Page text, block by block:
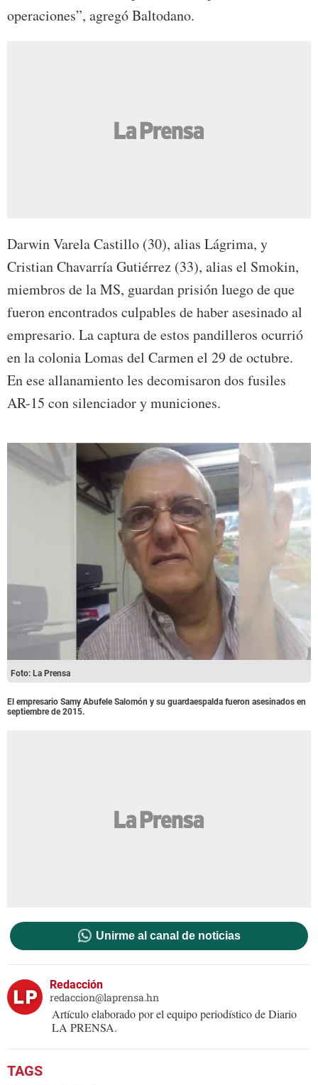
operaciones”, agregó Baltodano.
Darwin Varela Castillo (30), alias Lágrima, y
Cristian Chavarría Gutiérrez (33), alias el Smokin,
miembros de la MS, guardan prisión luego de que
fueron encontrados culpables de haber asesinado al
empresario. La captura de estos pandilleros ocurrió
en la colonia Lomas del Carmen el 29 de octubre.
En ese allanamiento les decomisaron dos fusiles
AR-15 con silenciador y municiones.
Foto: La Prensa
El empresario Samy Abufele Salomón y su guardaespalda fueron asesinados en
septiembre de 2015.
Unirme al canal de noticias
Redacción
redaccion@laprensa.hn
Artículo elaborado por el equipo periodístico de Diario
LA PRENSA.